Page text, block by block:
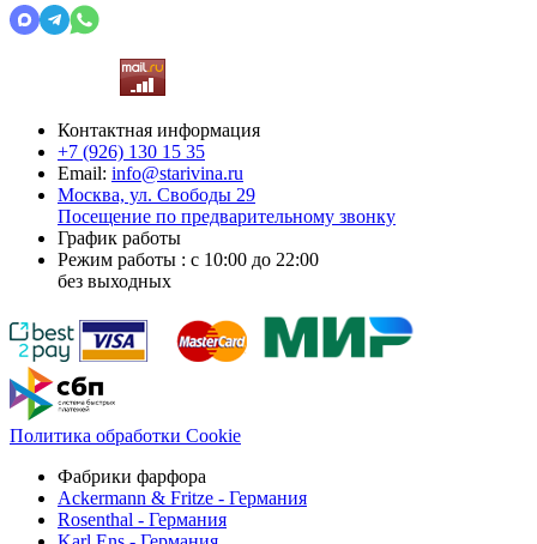
Контактная информация
+7 (926) 130 15 35
Email: info@starivina.ru
Москва, ул. Свободы 29
Посещение по предварительному звонку
График работы
Режим работы : с 10:00 до 22:00
без выходных
Политика обработки Cookie
Фабрики фарфора
Ackermann & Fritze - Германия
Rosenthal - Германия